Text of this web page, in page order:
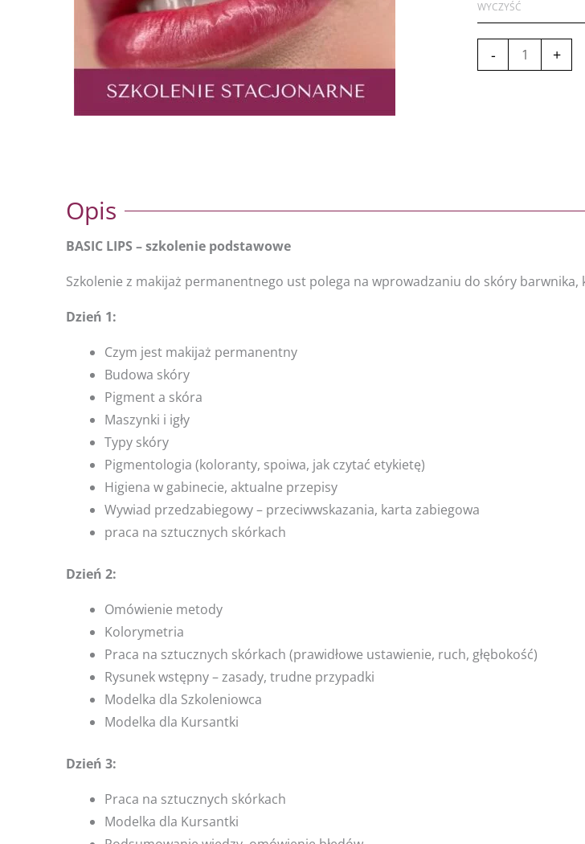
WYCZYŚĆ
-
LIPS
–
3
+
Opis
BASIC LIPS – szkolenie podstawowe
Szkolenie z makijaż permanentnego ust polega na wprowadzaniu do skóry barwnika,
Dzień 1:
Czym jest makijaż permanentny
Budowa skóry
Pigment a skóra
Maszynki i igły
Typy skóry
Pigmentologia (koloranty, spoiwa, jak czytać etykietę)
Higiena w gabinecie, aktualne przepisy
Wywiad przedzabiegowy – przeciwwskazania, karta zabiegowa
praca na sztucznych skórkach
Dzień 2:
Omówienie metody
Kolorymetria
Praca na sztucznych skórkach (prawidłowe ustawienie, ruch, głębokość)
Rysunek wstępny – zasady, trudne przypadki
Modelka dla Szkoleniowca
Modelka dla Kursantki
Dzień 3:
Praca na sztucznych skórkach
Modelka dla Kursantki